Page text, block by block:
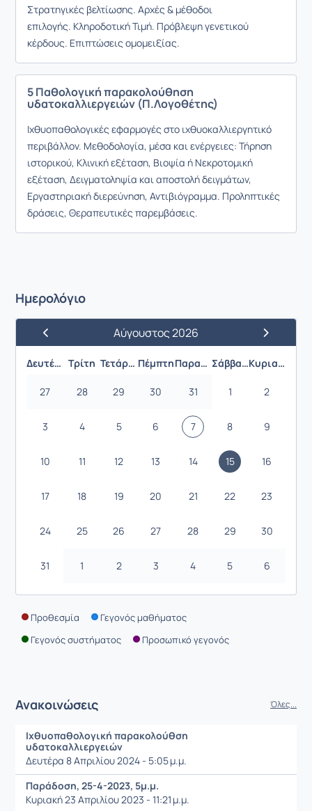
Στρατηγικές βελτίωσης. Αρχές & μέθοδοι
επιλογής. Κληροδοτική Τιμή. Πρόβλεψη γενετικού
κέρδους. Επιπτώσεις ομομειξίας.
5 Παθολογική παρακολούθηση
υδατοκαλλιεργειών (Π.Λογοθέτης)
Ιχθυοπαθολογικές εφαρμογές στο ιχθυοκαλλιεργητικό
περιβάλλον. Μεθοδολογία, μέσα και ενέργειες: Τήρηση
ιστορικού, Kλινική εξέταση, Βιοψία ή Nεκροτομική
εξέταση, Δειγματοληψία και αποστολή δειγμάτων,
Εργαστηριακή διερεύνηση, Αντιβιόγραμμα. Προληπτικές
δράσεις, Θεραπευτικές παρεμβάσεις.
Ημερολόγιο
Προηγούμενος ΜήναςΑύγουστος 2026
Επόμενος
Δευτέρα Τρίτη Τετάρτη Πέμπτη Παρασκευή Σάββατο Κυριακή
27 28 29 30 31 1 2
3 4 5 6 7 8 9
10 11 12 13 14 15 16
17 18 19 20 21 22 23
24 25 26 27 28 29 30
31 1 2 3 4 5 6
Προθεσμία
Γεγονός μαθήματος
Γεγονός συστήματος
Προσωπικό γεγονός
Ανακοινώσεις Όλες...
Ιχθυοπαθολογική παρακολούθση
υδατοκαλλιεργειών
Δευτέρα 8 Απριλίου 2024 - 5:05 μ.μ.
Παράδοση, 25-4-2023, 5μ.μ.
Κυριακή 23 Απριλίου 2023 - 11:21 μ.μ.